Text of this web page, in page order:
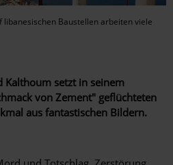
Baustellen arbeiten viele
Kalthoum setzt in seinem
von Zement" geflüchteten
aus ­fantastischen Bildern.